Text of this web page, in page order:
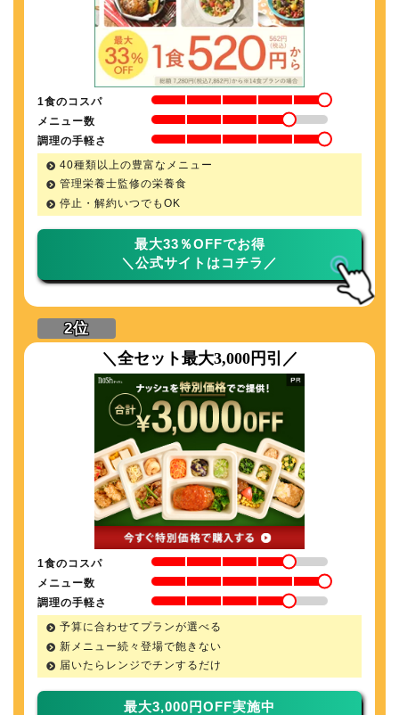
1食のコスパ
メニュー数
調理の手軽さ
40種類以上の豊富なメニュー
管理栄養士監修の栄養食
停止・解約いつでもOK
最大33％OFFでお得
＼公式サイトはコチラ／
＼全セット最大3,000円引／
1食のコスパ
メニュー数
調理の手軽さ
予算に合わせてプランが選べる
新メニュー続々登場で飽きない
届いたらレンジでチンするだけ
最大3,000円OFF実施中